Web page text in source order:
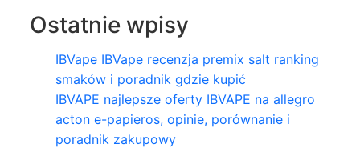
Ostatnie wpisy
IBVape IBVape recenzja premix salt ranking
smaków i poradnik gdzie kupić
IBVAPE najlepsze oferty IBVAPE na allegro
acton e-papieros, opinie, porównanie i
poradnik zakupowy